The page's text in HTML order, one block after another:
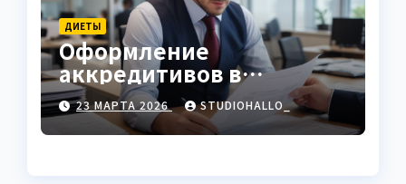
ДИЕТЫ
Оформление
аккредитивов в
международной
торговле
23 МАРТА 2026 STUDIOHALLO_